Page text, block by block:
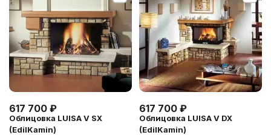
617 700 ₽
Облицовка LUISA V SX
(EdilKamin)
617 700 ₽
Облицовка LUISA V DX
(EdilKamin)